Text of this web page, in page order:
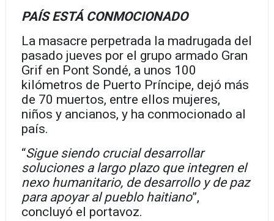
PAÍS ESTÁ CONMOCIONADO
La masacre perpetrada la madrugada del
pasado jueves por el grupo armado Gran
Grif en Pont Sondé, a unos 100
kilómetros de Puerto Príncipe, dejó más
de 70 muertos, entre ellos mujeres,
niños y ancianos, y ha conmocionado al
país.
“Sigue siendo crucial desarrollar
soluciones a largo plazo que integren el
nexo humanitario, de desarrollo y de paz
para apoyar al pueblo haitiano”,
concluyó el portavoz.